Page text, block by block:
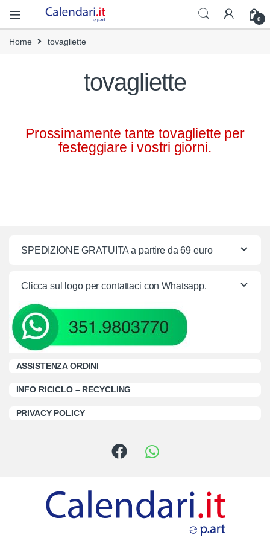
0
Home tovagliette
tovagliette
Prossimamente tante tovagliette per
festeggiare i vostri giorni.
SPEDIZIONE GRATUITA a partire da 69 euro
Clicca sul logo per contattaci con Whatsapp.
ASSISTENZA ORDINI
INFO RICICLO – RECYCLING
PRIVACY POLICY